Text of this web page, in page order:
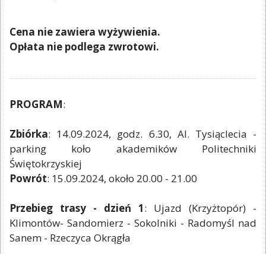
Cena nie zawiera wyżywienia.
Opłata nie podlega zwrotowi.
PROGRAM:
Zbiórka: 14.09.2024, godz. 6.30, Al. Tysiąclecia -
parking koło akademików Politechniki
Świętokrzyskiej
Powrót: 15.09.2024, około 20.00 - 21.00
Przebieg trasy - dzień 1: Ujazd (Krzyżtopór) -
Klimontów- Sandomierz - Sokolniki - Radomyśl nad
Sanem - Rzeczyca Okrągła